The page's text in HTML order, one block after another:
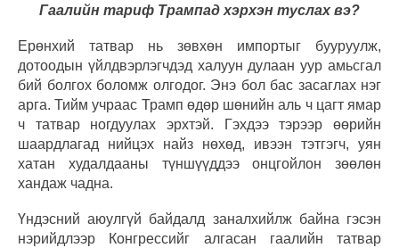
Гаалийн тариф Трампад хэрхэн туслах вэ?
Ерөнхий татвар нь зөвхөн импортыг бууруулж,
дотоодын үйлдвэрлэгчдэд халуун дулаан уур амьсгал
бий болгох боломж олгодог. Энэ бол бас засаглах нэг
арга. Тийм учраас Трамп өдөр шөнийн аль ч цагт ямар
ч татвар ногдуулах эрхтэй. Гэхдээ тэрээр өөрийн
шаардлагад нийцэх найз нөхөд, ивээн тэтгэгч, уян
хатан худалдааны түншүүддээ онцгойлон зөөлөн
хандаж чадна.
Үндэсний аюулгүй байдалд заналхийлж байна гэсэн
нэрийдлээр Конгрессийг алгасан гаалийн татвар